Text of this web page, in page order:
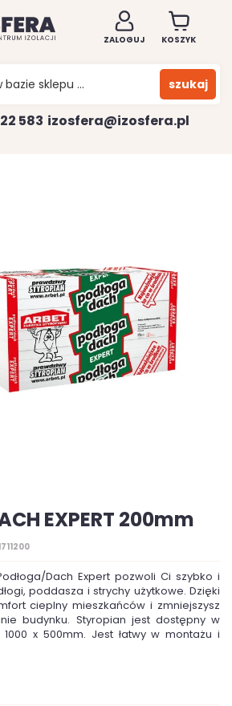
ZALOGUJ KOSZYK
szukaj
583 izosfera@izosfera.pl
EXPERT 200mm
Dach Expert pozwoli Ci szybko i
poddasza i strychy użytkowe. Dzięki
cieplny mieszkańców i zmniejszysz
budynku. Styropian jest dostępny w
x 500mm. Jest łatwy w montażu i